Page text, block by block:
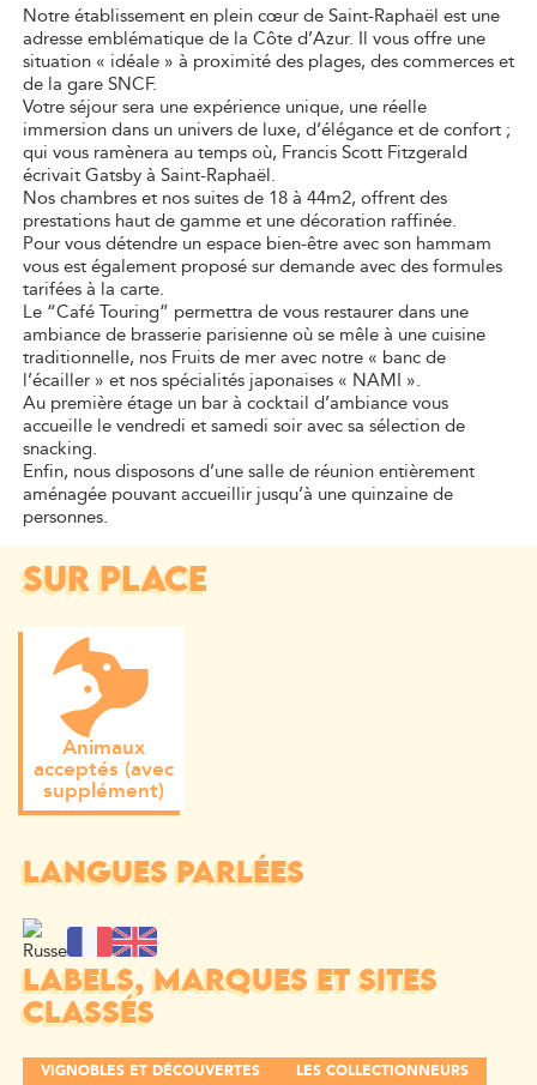
Notre établissement en plein cœur de Saint-Raphaël est une
adresse emblématique de la Côte d’Azur. Il vous offre une
situation « idéale » à proximité des plages, des commerces et
de la gare SNCF.
Votre séjour sera une expérience unique, une réelle
immersion dans un univers de luxe, d’élégance et de confort ;
qui vous ramènera au temps où, Francis Scott Fitzgerald
écrivait Gatsby à Saint-Raphaël.
Nos chambres et nos suites de 18 à 44m2, offrent des
prestations haut de gamme et une décoration raffinée.
Pour vous détendre un espace bien-être avec son hammam
vous est également proposé sur demande avec des formules
tarifées à la carte.
Le “Café Touring” permettra de vous restaurer dans une
ambiance de brasserie parisienne où se mêle à une cuisine
traditionnelle, nos Fruits de mer avec notre « banc de
l’écailler » et nos spécialités japonaises « NAMI ».
Au première étage un bar à cocktail d’ambiance vous
accueille le vendredi et samedi soir avec sa sélection de
snacking.
Enfin, nous disposons d’une salle de réunion entièrement
aménagée pouvant accueillir jusqu’à une quinzaine de
personnes.
SUR PLACE
Animaux
acceptés (avec
supplément)
LANGUES PARLÉES
LABELS, MARQUES ET SITES
CLASSÉS
VIGNOBLES ET DÉCOUVERTES
LES COLLECTIONNEURS